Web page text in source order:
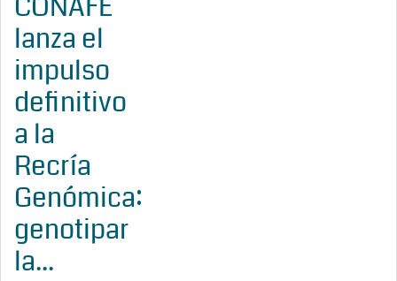
lanza el
impulso
definitivo
a la
Recría
Genómica:
genotipar
la...